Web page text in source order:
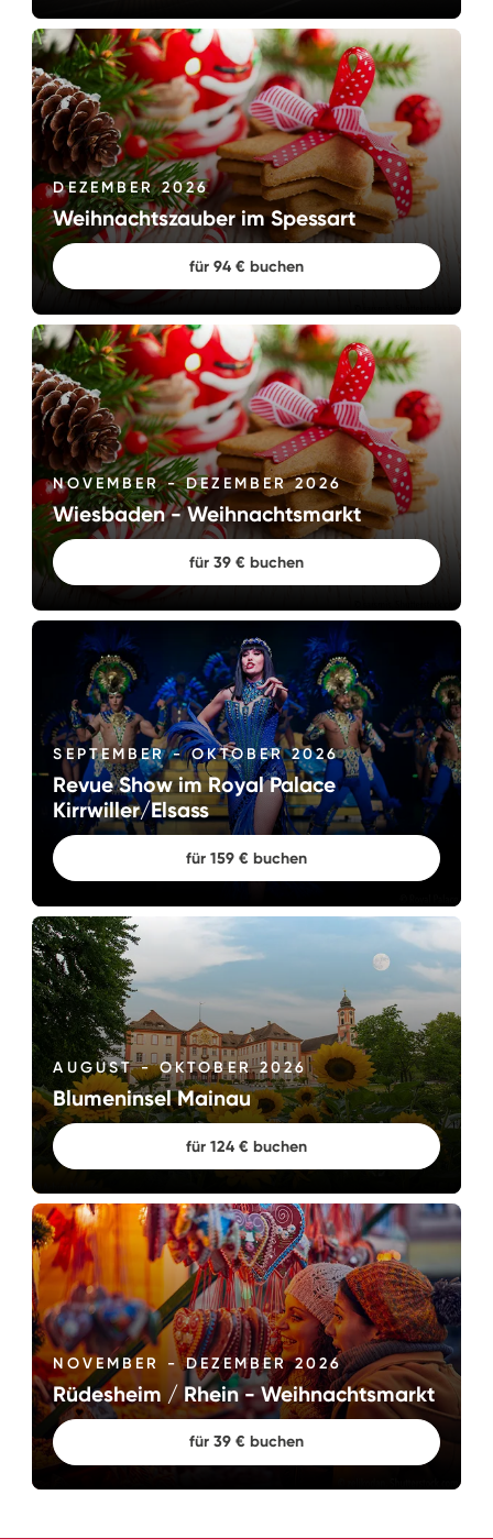
DEZEMBER 2026
Weihnachtszauber im Spessart
für 94 € buchen
NOVEMBER - DEZEMBER 2026
Wiesbaden - Weihnachtsmarkt
für 39 € buchen
SEPTEMBER - OKTOBER 2026
Revue Show im Royal Palace
Kirrwiller/Elsass
für 159 € buchen
AUGUST - OKTOBER 2026
Blumeninsel Mainau
für 124 € buchen
NOVEMBER - DEZEMBER 2026
Rüdesheim / Rhein - Weihnachtsmarkt
für 39 € buchen
Großes Jubiläumsfest
BOHR feiert gleich zwei Jubiläen – 40 Jahre BOHR und
25 Jahre BOHR-Insel – und lädt dazu alle herzlich zu
einem großen Fest auf die BOHR-Insel in Lautzenhausen
ein. An beiden Tagen ist der Eintritt frei.
Mehr dazu